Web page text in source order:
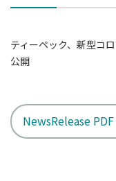
ティーペック、新型コ
公開
NewsRelease PDF